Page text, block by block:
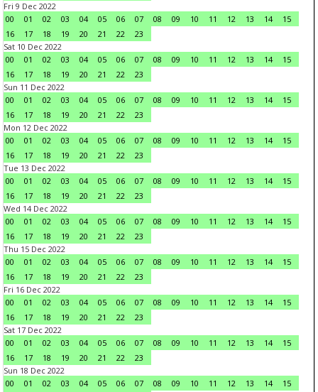
Fri 9 Dec 2022
00
01 02 03 04 05 06 07 08 09 10 11 12 13 14
15
16
17 18 19 20 21 22
23
Sat 10 Dec 2022
00
01 02 03 04 05 06 07 08 09 10 11 12 13 14
15
16
17 18 19 20 21 22
23
Sun 11 Dec 2022
00
01 02 03 04 05 06 07 08 09 10 11 12 13 14
15
16
17 18 19 20 21 22
23
Mon 12 Dec 2022
00
01 02 03 04 05 06 07 08 09 10 11 12 13 14
15
16
17 18 19 20 21 22
23
Tue 13 Dec 2022
00
01 02 03 04 05 06 07 08 09 10 11 12 13 14
15
16
17 18 19 20 21 22
23
Wed 14 Dec 2022
00
01 02 03 04 05 06 07 08 09 10 11 12 13 14
15
16
17 18 19 20 21 22
23
Thu 15 Dec 2022
00
01 02 03 04 05 06 07 08 09 10 11 12 13 14
15
16
17 18 19 20 21 22
23
Fri 16 Dec 2022
00
01 02 03 04 05 06 07 08 09 10 11 12 13 14
15
16
17 18 19 20 21 22
23
Sat 17 Dec 2022
00
01 02 03 04 05 06 07 08 09 10 11 12 13 14
15
16
17 18 19 20 21 22
23
Sun 18 Dec 2022
00
01 02 03 04 05 06 07 08 09 10 11 12 13 14
15